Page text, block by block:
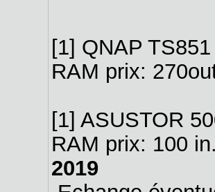
[1] QNAP
RAM prix:
[1] ASUSTOR
RAM prix: 100
2019